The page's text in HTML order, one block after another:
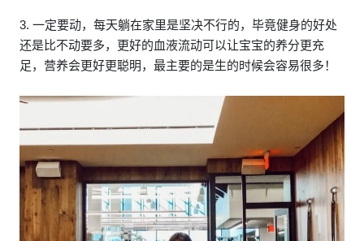
3. 一定要动，每天躺在家里是坚决不行的，毕竟健身的好处
还是比不动要多，更好的血液流动可以让宝宝的养分更充
足，营养会更好更聪明，最主要的是生的时候会容易很多！